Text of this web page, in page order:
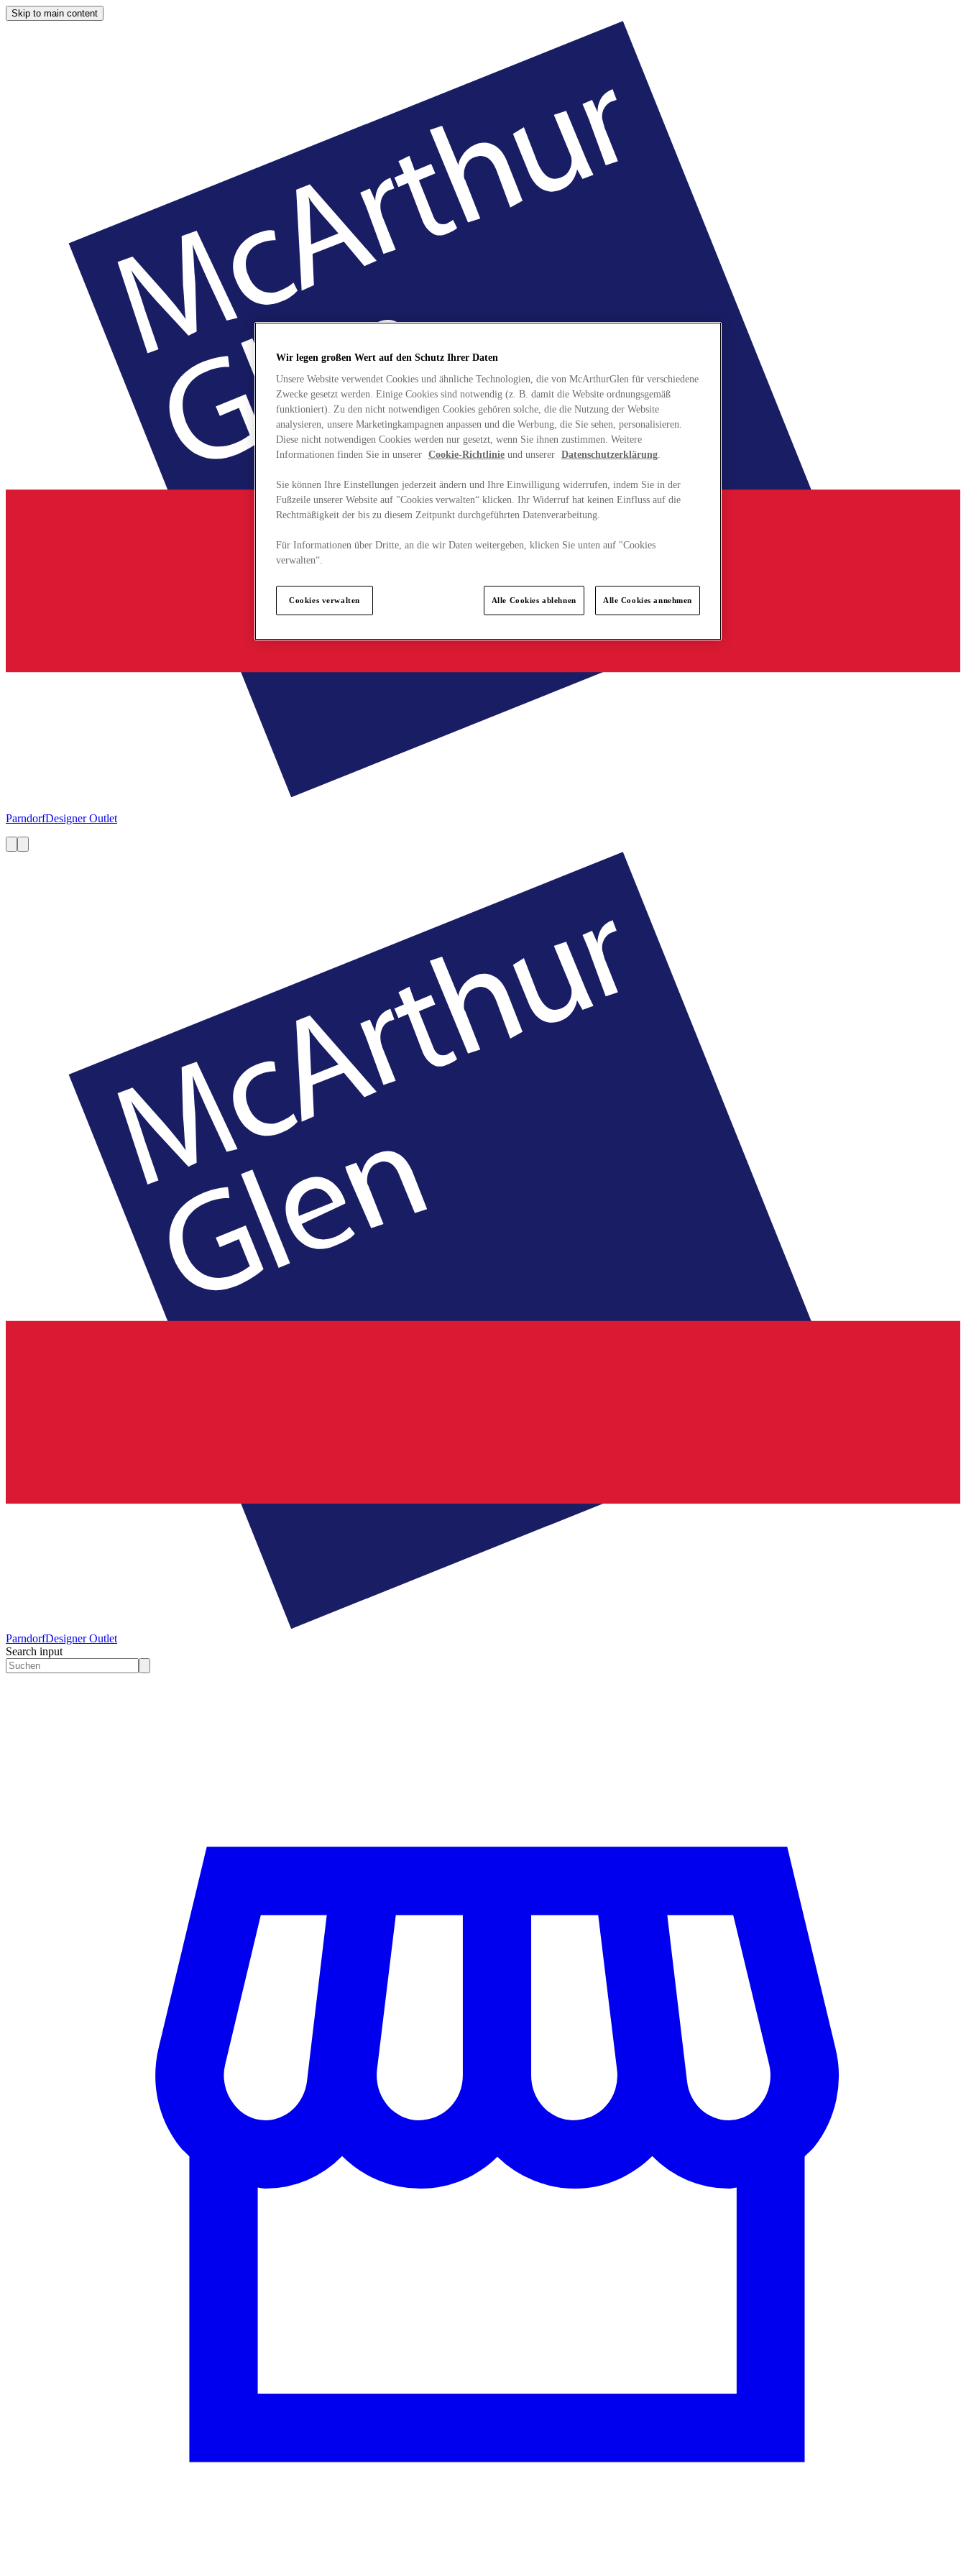
Skip to main content
ParndorfDesigner Outlet
ParndorfDesigner Outlet
Search input
Wir legen großen Wert auf den Schutz Ihrer Daten
Unsere Website verwendet Cookies und ähnliche Technologien, die von McArthurGlen für verschiedene
Zwecke gesetzt werden. Einige Cookies sind notwendig (z. B. damit die Website ordnungsgemäß
funktioniert). Zu den nicht notwendigen Cookies gehören solche, die die Nutzung der Website
analysieren, unsere Marketingkampagnen anpassen und die Werbung, die Sie sehen, personalisieren.
Diese nicht notwendigen Cookies werden nur gesetzt, wenn Sie ihnen zustimmen. Weitere
Informationen finden Sie in unserer Cookie-Richtlinie und unserer Datenschutzerklärung.
Sie können Ihre Einstellungen jederzeit ändern und Ihre Einwilligung widerrufen, indem Sie in der
Fußzeile unserer Website auf "Cookies verwalten“ klicken. Ihr Widerruf hat keinen Einfluss auf die
Rechtmäßigkeit der bis zu diesem Zeitpunkt durchgeführten Datenverarbeitung.
Für Informationen über Dritte, an die wir Daten weitergeben, klicken Sie unten auf "Cookies
verwalten“.
Cookies verwalten Alle Cookies ablehnen Alle Cookies annehmen